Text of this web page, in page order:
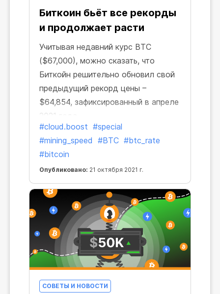
Биткоин бьёт все рекорды
и продолжает расти
Учитывая недавний курс BTC
($67,000), можно сказать, что
Биткойн решительно обновил свой
предыдущий рекорд цены –
$64,854, зафиксированный в апреле
2021 года.
#cloud.boost #special
#mining_speed #BTC #btc_rate
#bitcoin
Опубликовано: 21 октября 2021 г.
СОВЕТЫ И НОВОСТИ